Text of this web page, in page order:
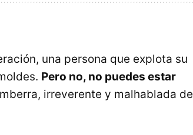
una persona que explota su
Pero no, no puedes estar
irreverente y malhablada de